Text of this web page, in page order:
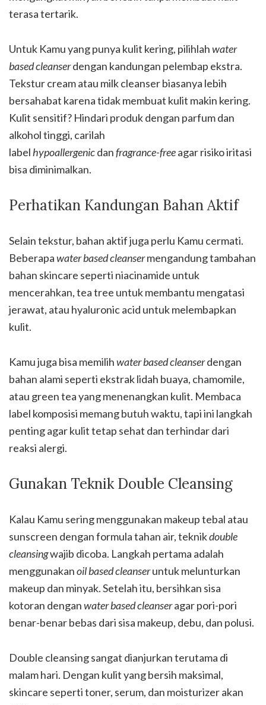
terasa tertarik.
Untuk Kamu yang punya kulit kering, pilihlahwater
based cleanserdengan kandungan pelembap ekstra.
Tekstur cream atau milk cleanser biasanya lebih
bersahabat karena tidak membuat kulit makin kering.
Kulit sensitif? Hindari produk dengan parfum dan
alkohol tinggi, carilah
labelhypoallergenicdanfragrance-freeagar risiko iritasi
bisa diminimalkan.
Perhatikan Kandungan Bahan Aktif
Selain tekstur, bahan aktif juga perlu Kamu cermati.
Beberapawater based cleansermengandung tambahan
bahan skincare seperti niacinamide untuk
mencerahkan, tea tree untuk membantu mengatasi
jerawat, atau hyaluronic acid untuk melembapkan
kulit.
Kamu juga bisa memilihwater based cleanserdengan
bahan alami seperti ekstrak lidah buaya, chamomile,
atau green tea yang menenangkan kulit. Membaca
label komposisi memang butuh waktu, tapi ini langkah
penting agar kulit tetap sehat dan terhindar dari
reaksi alergi.
Gunakan Teknik Double Cleansing
Kalau Kamu sering menggunakan makeup tebal atau
sunscreen dengan formula tahan air, teknikdouble
cleansingwajib dicoba. Langkah pertama adalah
menggunakanoil based cleanseruntuk melunturkan
makeup dan minyak. Setelah itu, bersihkan sisa
kotoran denganwater based cleanseragar pori-pori
benar-benar bebas dari sisa makeup, debu, dan polusi.
Double cleansing sangat dianjurkan terutama di
malam hari. Dengan kulit yang bersih maksimal,
skincare seperti toner, serum, dan moisturizer akan